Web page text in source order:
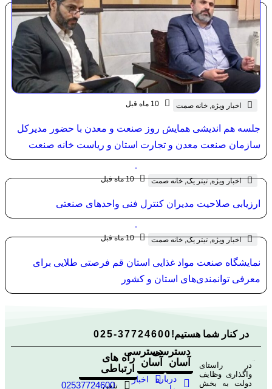
اخبار ویژه, خانه صمت 10 ماه قبل
جلسه هم اندیشی همایش روز صنعت و معدن با حضور مدیرکل
سازمان صنعت معدن و تجارت استان و ریاست خانه صنعت
معدن و تجارت استان قم
اخبار ویژه,تیتر یک,خانه صمت 10 ماه قبل
ارزیابی صلاحیت مدیران کنترل فنی واحدهای صنعتی
اخبار ویژه,تیتر یک,خانه صمت 10 ماه قبل
نمایشگاه صنعت مواد غذایی استان قم فرصتی طلایی برای
معرفی توانمندی‌های استان و کشور
در کنار شما هستیم!025-37724600
در راستای
واگذاری وظایف
دولت به بخش
دسترسی
آسان
درباره
دسترسی
آسان
اخبار
راه های
ارتباطی
تلفن
02537724600